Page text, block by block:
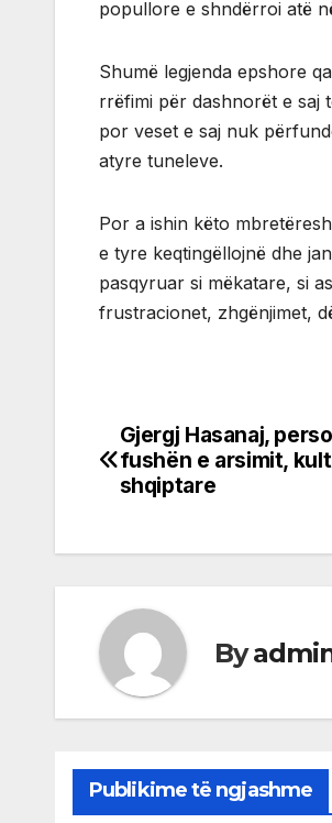
popullore e shndërroi atë
Shumë legjenda epshore
rrëfimi për dashnorët e saj
por veset e saj nuk
atyre tuneleve.
Por a ishin këto
e tyre keqtingëllojnë dhe
pasqyruar si mëkatare, si
frustracionet, zhgënjimet,
Post
navigation
Gjergj Hasanaj,
fushën e arsimit,
shqiptare
By
Publikime të ngjashme